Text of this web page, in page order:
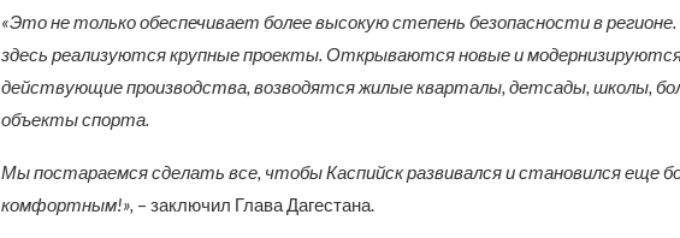
«Это не только обеспечивает более высокую степень безопасности в регионе.
здесь реализуются крупные проекты. Открываются новые и
действующие производства, возводятся жилые кварталы, детсады, школы,
объекты спорта.
Мы постараемся сделать все, чтобы Каспийск развивался и становился еще
комфортным!», – заключил Глава Дагестана.